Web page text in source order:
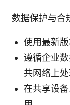
数据保护与合
使用最新版
遵循企业
共网络上处
在共享设